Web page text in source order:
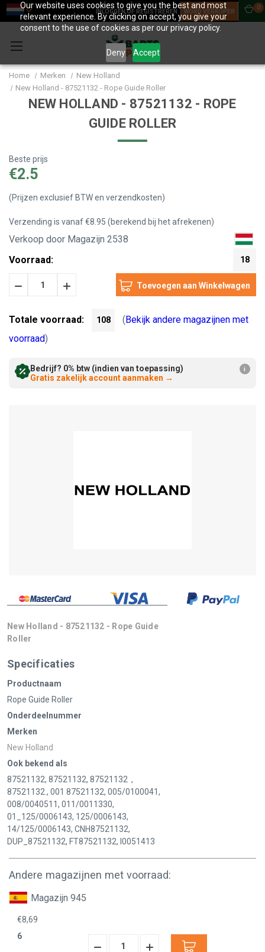
Our website uses cookies to give you the best and most
relevant experience. By clicking on accept, you give your
consent to the use of cookies as per our privacy policy.
Deny Accept
INLOGGEN OF REGISTREREN WORD VERKOPER
0
Home Merken
New Holland
New Holland - 87521132 - Rope Guide Roller
NEW HOLLAND - 87521132 - ROPE
GUIDE ROLLER
Beste prijs
€2.5
(Prijzen exclusief BTW en verzendkosten)
Verzending is vanaf €8.95 (berekend bij het afrekenen)
Verkoop door Magazijn 2538
Voorraad:
18
HoeveelheidHoeveelheid
Totale voorraad: 108 ( Bekijk andere magazijnen met
voorraad)
Bedrijf? 0% btw (indien van toepassing)
Gratis zakelijk account aanmaken →
i
New Holland - 87521132 - Rope Guide
Roller
Specificaties
Productnaam
Rope Guide Roller
Onderdeelnummer
Merken
New Holland
Ook bekend als
87521132, 87521132, 87521132 ,
87521132., 001 87521132, 005/0100041,
008/0040511, 011/0011330,
01_125/0006143, 125/0006143,
14/125/0006143, CNH87521132,
DUP_87521132, FT87521132, I0051413
Andere magazijnen met voorraad:
Magazijn 945
€8,69
6
Hoeveelheid
Hoeveelheid